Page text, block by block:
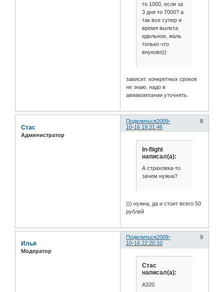
то 1000, если за
3 дня то 7000? а
так все супер и
время вылета
идельное, жаль
только что
внуково))
зависит. конкретных сроков
не знаю. надо в
авиакомпании уточнять.
Поделиться 8
2009-
10-16 19:31:46
Стас
Администратор
In-flight
написал(а):
А страховка-то
зачем нужна?
))) нужна, да и стоит всего 50
рублей
Поделиться 9
2009-
10-16 22:20:10
Илья
Модератор
Стас
написал(а):
A320